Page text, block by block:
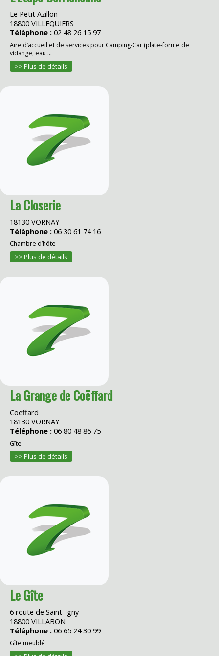
Le Petit Azillon
18800 VILLEQUIERS
Téléphone : 02 48 26 15 97
Aire d’accueil et de services pour Camping-Car (plate-forme de
vidange, eau ...
>> Plus de détails
La Closerie
18130 VORNAY
Téléphone : 06 30 61 74 16
Chambre d’hôte
>> Plus de détails
La Grange de Coëffard
Coeffard
18130 VORNAY
Téléphone : 06 80 48 86 75
Gîte
>> Plus de détails
Le Gîte
6 route de Saint-Igny
18800 VILLABON
Téléphone : 06 65 24 30 99
Gîte meublé